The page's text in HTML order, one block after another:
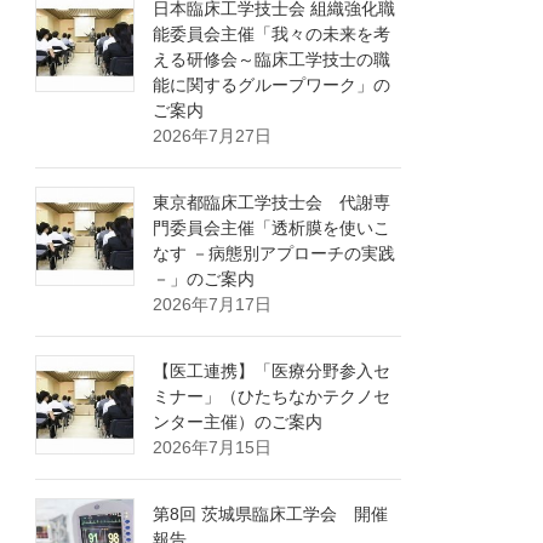
日本臨床工学技士会 組織強化職
能委員会主催「我々の未来を考
える研修会～臨床工学技士の職
能に関するグループワーク」の
ご案内
2026年7月27日
東京都臨床工学技士会 代謝専
門委員会主催「透析膜を使いこ
なす －病態別アプローチの実践
－」のご案内
2026年7月17日
【医工連携】「医療分野参入セ
ミナー」（ひたちなかテクノセ
ンター主催）のご案内
2026年7月15日
第8回 茨城県臨床工学会 開催